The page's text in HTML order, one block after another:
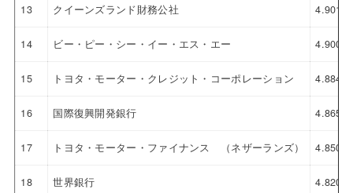
13 クイーンズランド財務公社 4.901
14 ビー・ピー・シー・イー・エス・エー 4.900
15 トヨタ・モーター・クレジット・コーポレーション 4.884
16 国際復興開発銀行 4.865
17 トヨタ・モーター・ファイナンス （ネザーランズ） 4.850
18 世界銀行 4.820